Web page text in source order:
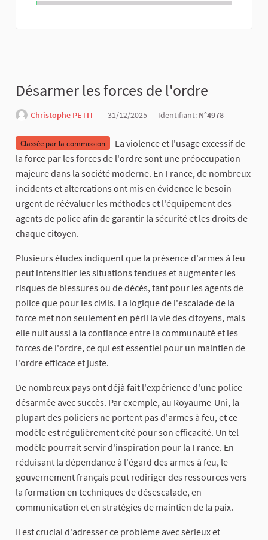
Désarmer les forces de l'ordre
Christophe PETIT 31/12/2025 Identifiant: N°4978
Classée par la commission
La violence et l'usage excessif de
la force par les forces de l'ordre sont une préoccupation
majeure dans la société moderne. En France, de nombreux
incidents et altercations ont mis en évidence le besoin
urgent de réévaluer les méthodes et l'équipement des
agents de police afin de garantir la sécurité et les droits de
chaque citoyen.
Plusieurs études indiquent que la présence d'armes à feu
peut intensifier les situations tendues et augmenter les
risques de blessures ou de décès, tant pour les agents de
police que pour les civils. La logique de l'escalade de la
force met non seulement en péril la vie des citoyens, mais
elle nuit aussi à la confiance entre la communauté et les
forces de l'ordre, ce qui est essentiel pour un maintien de
l'ordre efficace et juste.
De nombreux pays ont déjà fait l'expérience d'une police
désarmée avec succès. Par exemple, au Royaume-Uni, la
plupart des policiers ne portent pas d'armes à feu, et ce
modèle est régulièrement cité pour son efficacité. Un tel
modèle pourrait servir d'inspiration pour la France. En
réduisant la dépendance à l'égard des armes à feu, le
gouvernement français peut rediriger des ressources vers
la formation en techniques de désescalade, en
communication et en stratégies de maintien de la paix.
Il est crucial d'adresser ce problème avec sérieux et